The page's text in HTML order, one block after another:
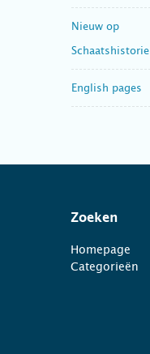
Nieuw op
Schaatshistorie
English pages
Zoeken
Homepage
Categorieën